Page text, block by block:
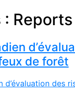
: Reports
de forêt